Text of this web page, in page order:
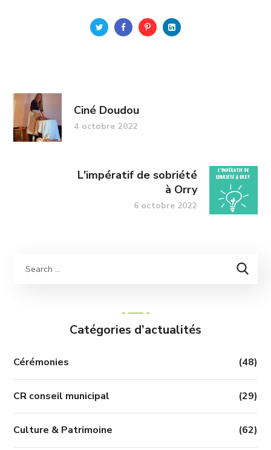
Ciné Doudou
4 octobre 2022
L'impératif de sobriété
à Orry
6 octobre 2022
Catégories d’actualités
Cérémonies (48)
CR conseil municipal (29)
Culture & Patrimoine (62)